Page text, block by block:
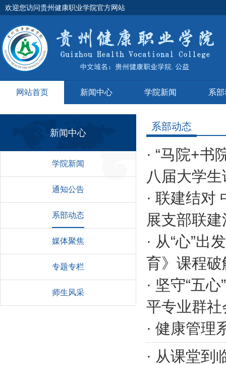
欢迎您访问贵州健康职业学院官方网站
网站首页 新闻中心 学院新闻 系
新闻中心
学院新闻
通知公告
系部动态
媒体聚焦
专题专栏
师生风采
系部动态
· “马院+书
八届大学
· 联建结对
展支部联
· 从“心”出
育》课程破
· 坚守“五
平专业群
· 健康管理
· 从课堂到